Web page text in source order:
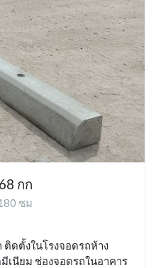
กก
ซม
ติดตั้งในโรงจอดรถห้าง
เนียม ช่องจอดรถในอาคาร